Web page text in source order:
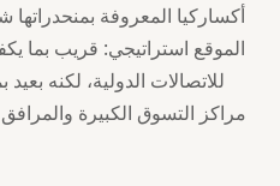
أكساركيا المعروفة بمنحدراتها
للاتصالات الدولية، لكنه
مراكز التسوق الكبيرة